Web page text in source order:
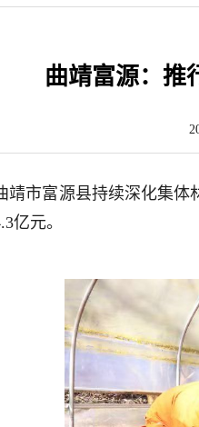
曲靖富源：推
靖市富源县持续深化集体
亿元。